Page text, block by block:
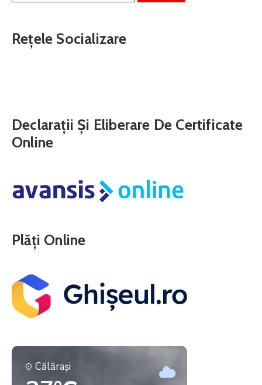
Rețele Socializare
Declarații Și Eliberare De Certificate
Online
Plăți Online
Călăraşi